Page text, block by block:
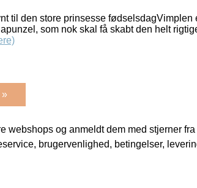
til den store prinsesse fødselsdagVimplen
som nok skal få skabt den helt
»
webshops og anmeldt dem med stjerner
brugervenlighed, betingelser,